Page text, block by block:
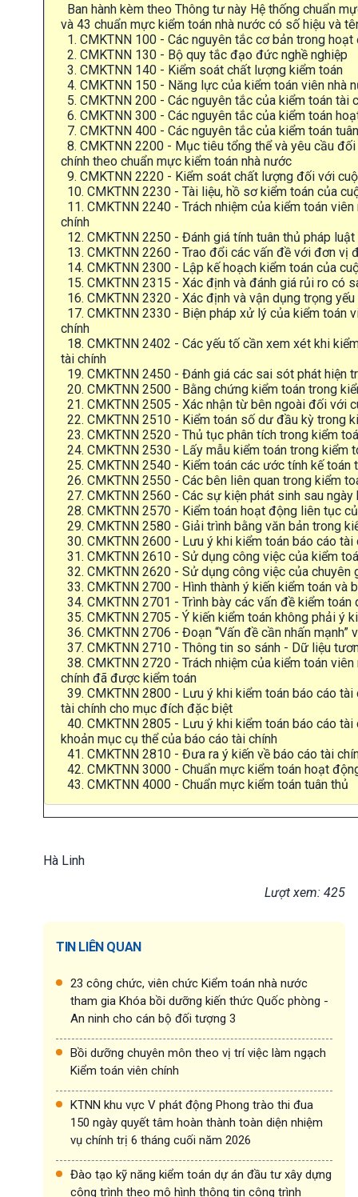
Ban hành kèm theo Thông tư này Hệ thống chuẩn
và 43 chuẩn mực kiểm toán nhà nước có số hiệu và
1. CMKTNN 100 - Các nguyên tắc cơ bản trong
2. CMKTNN 130 - Bộ quy tắc đạo đức nghề nghiệp
3. CMKTNN 140 - Kiểm soát chất lượng kiểm toán
4. CMKTNN 150 - Năng lực của kiểm toán viên nhà
5. CMKTNN 200 - Các nguyên tắc của kiểm toán tài
6. CMKTNN 300 - Các nguyên tắc của kiểm toán
7. CMKTNN 400 - Các nguyên tắc của kiểm toán
8. CMKTNN 2200 - Mục tiêu tổng thể và yêu cầu
chính theo chuẩn mực kiểm toán nhà nước
9. CMKTNN 2220 - Kiểm soát chất lượng đối với
10. CMKTNN 2230 - Tài liệu, hồ sơ kiểm toán của
11. CMKTNN 2240 - Trách nhiệm của kiểm toán
chính
12. CMKTNN 2250 - Đánh giá tính tuân thủ pháp
13. CMKTNN 2260 - Trao đổi các vấn đề với đơn vị
14. CMKTNN 2300 - Lập kế hoạch kiểm toán của
15. CMKTNN 2315 - Xác định và đánh giá rủi ro có
16. CMKTNN 2320 - Xác định và vận dụng trọng
17. CMKTNN 2330 - Biện pháp xử lý của kiểm
chính
18. CMKTNN 2402 - Các yếu tố cần xem xét khi
tài chính
19. CMKTNN 2450 - Đánh giá các sai sót phát hiện
20. CMKTNN 2500 - Bằng chứng kiểm toán trong
21. CMKTNN 2505 - Xác nhận từ bên ngoài đối với
22. CMKTNN 2510 - Kiểm toán số dư đầu kỳ trong
23. CMKTNN 2520 - Thủ tục phân tích trong kiểm
24. CMKTNN 2530 - Lấy mẫu kiểm toán trong kiểm
25. CMKTNN 2540 - Kiểm toán các ước tính kế toán
26. CMKTNN 2550 - Các bên liên quan trong kiểm
27. CMKTNN 2560 - Các sự kiện phát sinh sau ngày
28. CMKTNN 2570 - Kiểm toán hoạt động liên tục
29. CMKTNN 2580 - Giải trình bằng văn bản trong
30. CMKTNN 2600 - Lưu ý khi kiểm toán báo cáo
31. CMKTNN 2610 - Sử dụng công việc của kiểm
32. CMKTNN 2620 - Sử dụng công việc của chuyên
33. CMKTNN 2700 - Hình thành ý kiến kiểm toán và
34. CMKTNN 2701 - Trình bày các vấn đề kiểm
35. CMKTNN 2705 - Ý kiến kiểm toán không phải ý
36. CMKTNN 2706 - Đoạn “Vấn đề cần nhấn mạnh”
37. CMKTNN 2710 - Thông tin so sánh - Dữ liệu
38. CMKTNN 2720 - Trách nhiệm của kiểm toán
chính đã được kiểm toán
39. CMKTNN 2800 - Lưu ý khi kiểm toán báo cáo
tài chính cho mục đích đặc biệt
40. CMKTNN 2805 - Lưu ý khi kiểm toán báo cáo
khoản mục cụ thể của báo cáo tài chính
41. CMKTNN 2810 - Đưa ra ý kiến về báo cáo tài
42. CMKTNN 3000 - Chuẩn mực kiểm toán hoạt
43. CMKTNN 4000 - Chuẩn mực kiểm toán tuân thủ
Hà Linh
Lượt xem: 425
TIN LIÊN QUAN
23 công chức, viên chức Kiểm toán nhà nước
tham gia Khóa bồi dưỡng kiến thức Quốc phòng -
An ninh cho cán bộ đối tượng 3
Bồi dưỡng chuyên môn theo vị trí việc làm ngạch
Kiểm toán viên chính
KTNN khu vực V phát động Phong trào thi đua
150 ngày quyết tâm hoàn thành toàn diện nhiệm
vụ chính trị 6 tháng cuối năm 2026
Đào tạo kỹ năng kiểm toán dự án đầu tư xây dựng
công trình theo mô hình thông tin công trình